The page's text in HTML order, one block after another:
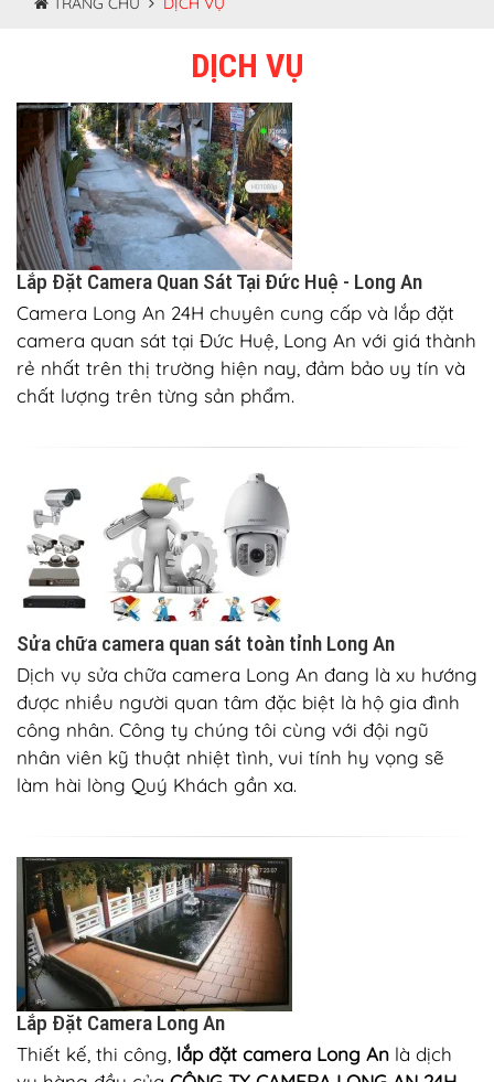
DỊCH VỤ
Lắp Đặt Camera Quan Sát Tại Đức Huệ - Long An
Camera Long An 24H chuyên cung cấp và lắp đặt
camera quan sát tại Đức Huệ, Long An với giá thành
rẻ nhất trên thị trường hiện nay, đảm bảo uy tín và
chất lượng trên từng sản phẩm.
Sửa chữa camera quan sát toàn tỉnh Long An
Dịch vụ sửa chữa camera Long An đang là xu hướng
được nhiều người quan tâm đặc biệt là hộ gia đình
công nhân. Công ty chúng tôi cùng với đội ngũ
nhân viên kỹ thuật nhiệt tình, vui tính hy vọng sẽ
làm hài lòng Quý Khách gần xa.
Lắp Đặt Camera Long An
Thiết kế, thi công, lắp đặt camera Long An là dịch